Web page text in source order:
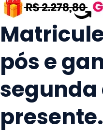
pós e
segunda
presente.